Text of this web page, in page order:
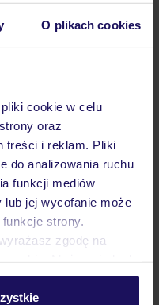
O plikach cookies
cookie w celu
oraz
treści i reklam. Pliki
do analizowania ruchu
funkcji mediów
lub jej wycofanie może
strony.
zgodę na
w zakładkę